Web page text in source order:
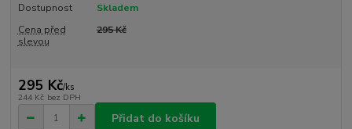
Dostupnost
Skladem
Cena před
slevou
295 Kč
295 Kč/ks
244 Kč bez DPH
Přidat do košíku